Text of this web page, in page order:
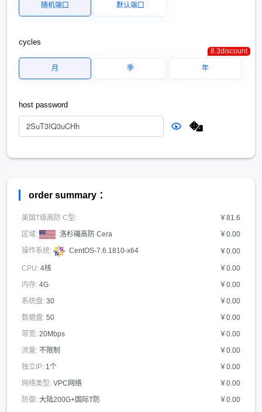
随机端口 默认端口
cycles
月 季 年
8.3discount
host password
order summary ：
美国T级高防 C型:
￥81.6
区域:
洛杉磯高防 Cera ￥0.00
操作系统: CentOS-7.6.1810-x64 ￥0.00
CPU: 4核
￥0.00
内存: 4G
￥0.00
系统盘: 30
￥0.00
数据盘: 50
￥0.00
带宽: 20Mbps
￥0.00
流量: 不限制
￥0.00
独立IP: 1个
￥0.00
网络类型: VPC网络
￥0.00
防御: 大陆200G+国际T防 ￥0.00